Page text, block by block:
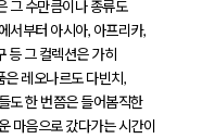
그 수만큼이나 종류도
서부터 아시아, 아프리카,
등 그 컬렉션은 가히
은 레오나르도 다빈치,
도 한 번쯤은 들어봄직한
마음으로 갔다가는 시간이